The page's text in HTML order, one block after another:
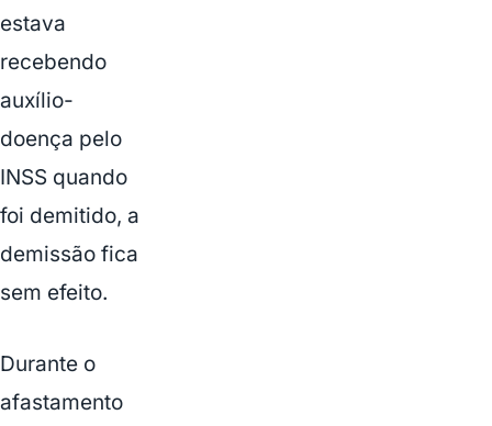
estava
recebendo
auxílio-
doença pelo
INSS quando
foi demitido, a
demissão fica
sem efeito.
Durante o
afastamento